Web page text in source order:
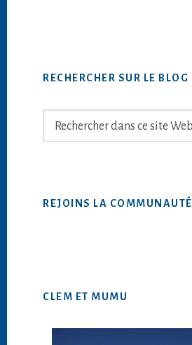
principale
RECHERCHER SUR LE BLOG
Rechercher
REJOINS LA COMMUNAUTÉ
CLEM ET MUMU